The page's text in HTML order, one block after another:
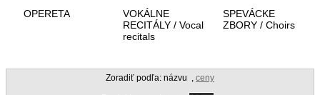
OPERETA
VOKÁLNE
RECITÁLY / Vocal
recitals
SPEVÁCKE
ZBORY / Choirs
Zoradiť podľa: názvu , ceny